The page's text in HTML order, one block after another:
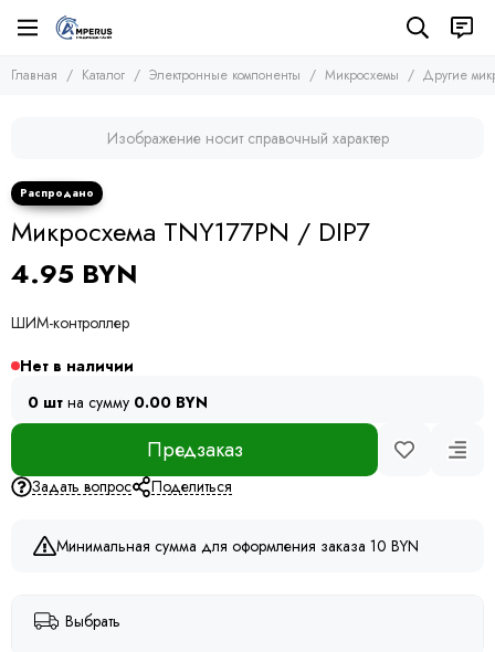
Электронные компоненты
Микросхемы
Микроконтроллеры
Другие микросхемы
Стабилизаторы
Транзисторы
Тиристоры и симисторы
Модули
Конденсаторы
Резисторы
Кварцевые резонаторы
Дроссели
Устройства защиты
Главная Каталог Электронные компоненты Микросхемы Другие
Изображение носит справочный характер
Микросхема TNY177PN / DIP7
4.95 BYN
ШИМ-контроллер
Нет в наличии
0 шт на сумму 0.00 BYN
Предзаказ
Задать вопрос Поделиться
Минимальная сумма для оформления заказа 10 BYN
Выбрать